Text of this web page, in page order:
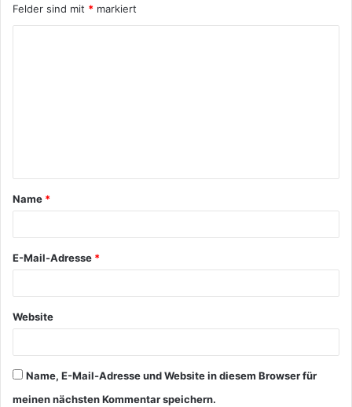
Felder sind mit * markiert
Name *
E-Mail-Adresse *
Website
Name, E-Mail-Adresse und Website in diesem Browser für
meinen nächsten Kommentar speichern.